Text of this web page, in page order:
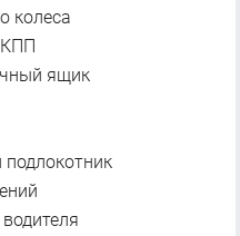
колеса
КПП
ящик